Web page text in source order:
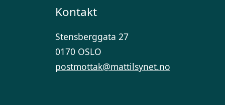
Kontakt
Stensberggata 27
0170 OSLO
postmottak@mattilsynet.no